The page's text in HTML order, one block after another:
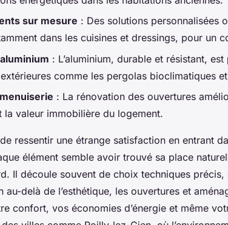
sur mesure : Des solutions personnalisées
dans les cuisines et dressings, pour un
: L’aluminium, durable et résistant,
comme les pergolas bioclimatiques
: La rénovation des ouvertures
la valeur immobilière du logement.
ressentir une étrange satisfaction en entrant
élément semble avoir trouvé sa place
Il découle souvent de choix techniques
au-delà de l’esthétique, les ouvertures et
confort, vos économies d’énergie et même